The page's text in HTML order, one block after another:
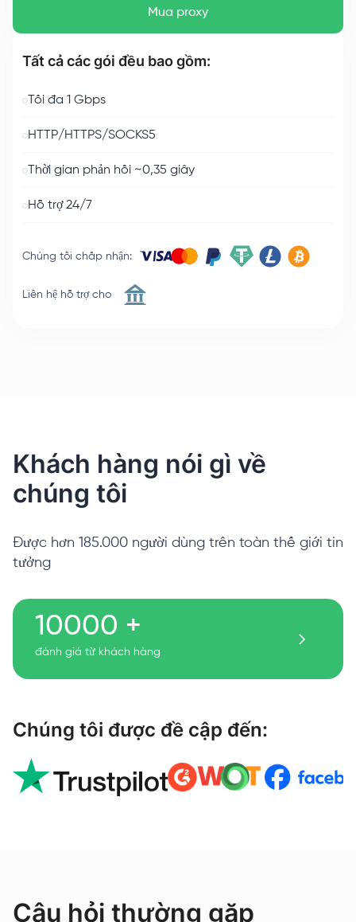
Mua proxy
Tất cả các gói đều bao gồm:
Tối đa 1 Gbps
HTTP/HTTPS/SOCKS5
Thời gian phản hồi ~0,35 giây
Hỗ trợ 24/7
Chúng tôi chấp nhận:
Liên hệ hỗ trợ cho
Khách hàng nói gì về
chúng tôi
Được hơn 185.000 người dùng trên toàn thế giới tin
tưởng
10000 +
đánh giá từ khách hàng
Chúng tôi được đề cập đến:
Câu hỏi thường gặp